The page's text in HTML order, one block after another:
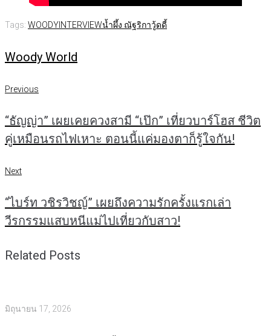
Tags: WOODYINTERVIEWน้ำผึ้ง ณัฐริกาวู้ดดี้
Woody World
แนะแนว
เรื่อง
Previous
Previous
“ธัญญ่า” เผยเคยควงสามี “เป๊ก” เที่ยวบาร์โฮส ชีวิต
คู่เหมือนรถไฟเหาะ ตอนนี้แค่มองตาก็รู้ใจกัน!
Next
Next
“ไบร์ท วชิรวิชญ์” เผยถึงความรักครั้งแรกเล่า
วีรกรรมแสบหนีแม่ไปเที่ยวกับสาว!
Related Posts
มิถุนายน 17, 2026